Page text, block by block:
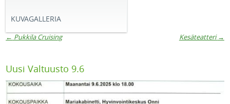
KUVAGALLERIA
← Pukkila Cruising Kesäteatteri →
Uusi Valtuusto 9.6